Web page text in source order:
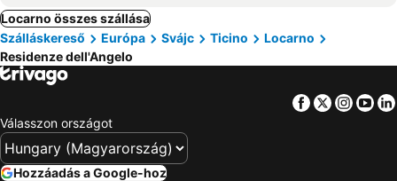
Locarno összes szállása
Szálláskereső
Európa Svájc Ticino
Locarno
Residenze dell'Angelo
Facebook
Twitter
Válasszon országot
Hozzáadás a Google-hoz